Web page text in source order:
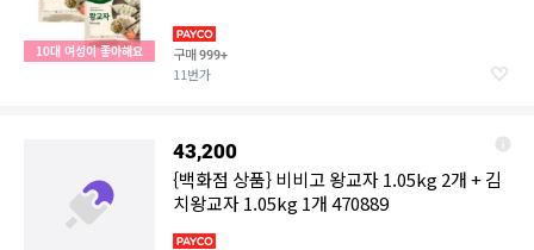
10대 여성이 좋아해요 구매999+
11번가
43,200
{백화점 상품} 비비고 왕교자 1.05kg 2개 + 김
치왕교자 1.05kg 1개 470889